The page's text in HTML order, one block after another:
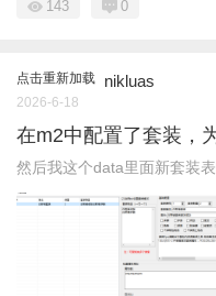
143 0
点击重新加载 nikluas
2026-6-18
在m2中配置了套装，
然后我这个data里面新套装